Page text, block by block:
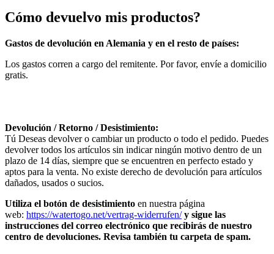
Cómo devuelvo mis productos?
Gastos de devolución en Alemania y en el resto de países:
Los gastos corren a cargo del remitente. Por favor, envíe a domicilio
gratis.
Devolución / Retorno / Desistimiento:
Tú Deseas devolver o cambiar un producto o todo el pedido. Puedes
devolver todos los artículos sin indicar ningún motivo dentro de un
plazo de 14 días, siempre que se encuentren en perfecto estado y
aptos para la venta. No existe derecho de devolución para artículos
dañados, usados o sucios.
Utiliza el botón de desistimiento en nuestra página
web: https://watertogo.net/vertrag-widerrufen/ y sigue las
instrucciones del correo electrónico que recibirás de nuestro
centro de devoluciones. Revisa también tu carpeta de spam.